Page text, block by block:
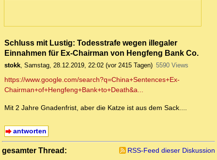
Schluss mit Lustig: Todesstrafe wegen illegaler
Einnahmen für Ex-Chairman von Hengfeng Bank Co.
stokk Samstag, 28.12.2019, 22:02 (vor 2415 Tagen) 5590 Views
https://www.google.com/search?q=China+Sentences+Ex-
Chairman+of+Hengfeng+Bank+to+Death&a...
Mit 2 Jahre Gnadenfrist, aber die Katze ist aus dem Sack....
antworten
gesamter Thread:
RSS-Feed dieser Diskussion